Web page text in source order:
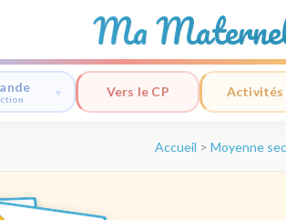
Ma
Vers le CP Activités
Accueil > Moyenne